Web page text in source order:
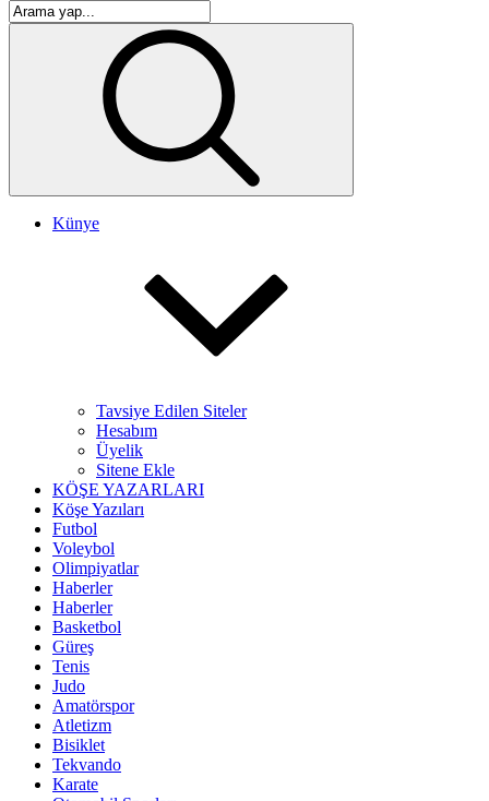
Künye
Tavsiye Edilen Siteler
Hesabım
Üyelik
Sitene Ekle
KÖŞE YAZARLARI
Köşe Yazıları
Futbol
Voleybol
Olimpiyatlar
Haberler
Haberler
Basketbol
Güreş
Tenis
Judo
Amatörspor
Atletizm
Bisiklet
Tekvando
Karate